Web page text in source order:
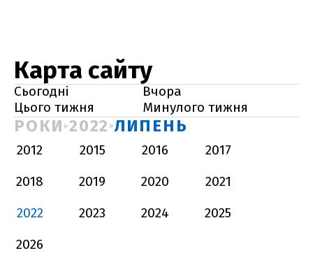
Карта сайту
Сьогодні
Вчора
Цього тижня
Минулого тижня
РОКИ 2022 ЛИПЕНЬ
2012 2015 2016
2017
2018
2019 2020
2021
2022
2023 2024
2025
2026